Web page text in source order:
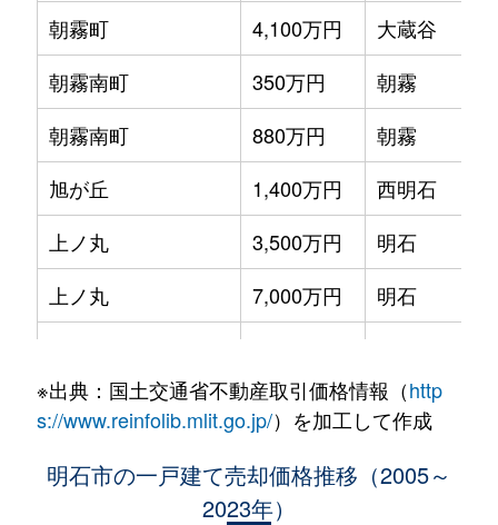
朝霧町
4,100万円
大蔵谷
朝霧南町
350万円
朝霧
朝霧南町
880万円
朝霧
旭が丘
1,400万円
西明石
上ノ丸
3,500万円
明石
上ノ丸
7,000万円
明石
魚住町
5,100万円
魚住
1,900万円
※出典：国土交通省不動産取引価格情報（http
s://www.reinfolib.mlit.go.jp/）を加工して作成
明石市の一戸建て売却価格推移（2005～
2023年）